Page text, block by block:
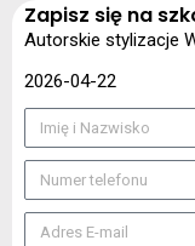
Zapisz się na
Autorskie stylizacje
2026-04-22